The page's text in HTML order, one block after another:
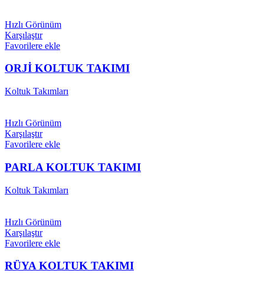
Hızlı Görünüm
Karşılaştır
Favorilere ekle
ORJİ KOLTUK TAKIMI
Koltuk Takımları
Hızlı Görünüm
Karşılaştır
Favorilere ekle
PARLA KOLTUK TAKIMI
Koltuk Takımları
Hızlı Görünüm
Karşılaştır
Favorilere ekle
RÜYA KOLTUK TAKIMI